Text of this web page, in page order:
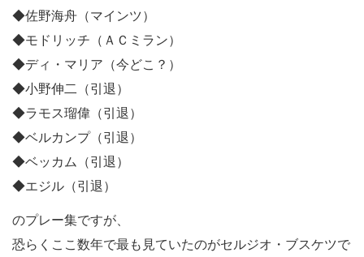
◆佐野海舟（マインツ）
◆モドリッチ（ＡＣミラン）
◆ディ・マリア（今どこ？）
◆小野伸二（引退）
◆ラモス瑠偉（引退）
◆ベルカンプ（引退）
◆ベッカム（引退）
◆エジル（引退）
のプレー集ですが、
恐らくここ数年で最も見ていたのがセルジオ・ブスケツで